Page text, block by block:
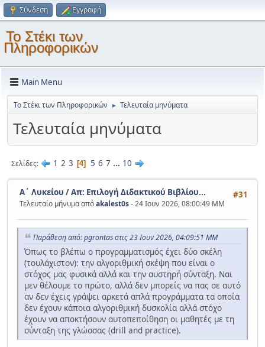
Σύνδεση Εγγραφή
Το Στέκι των
Πληροφορικών
Main Menu
Το Στέκι των Πληροφορικών ► Τελευταία μηνύματα
Τελευταία μηνύματα
Σελίδες 1 2 3 4 5 6 7 ... 10
#31
Α΄ Λυκείου /Απ: Επιλογή Διδακτικού Βιβλίου...
Τελευταίο μήνυμα απόakalest0s- 24 Ιουν 2026, 08:00:49 ΜΜ
Παράθεση από: pgrontas στις 23 Ιουν 2026, 04:09:51 ΜΜ
Όπως το βλέπω ο προγραμματισμός έχει δύο σκέλη
(τουλάχιστον): την αλγοριθμική σκέψη που είναι ο
στόχος μας φυσικά αλλά και την αυστηρή σύνταξη. Ναι
μεν θέλουμε το πρώτο, αλλά δεν μπορείς να πας σε αυτό
αν δεν έχεις γράψει αρκετά απλά προγράμματα τα οποία
δεν έχουν κάποια αλγοριθμική δυσκολία αλλά στόχο
έχουν να αποκτήσουν αυτοπεποίθηση οι μαθητές με τη
σύνταξη της γλώσσας (drill and practice).